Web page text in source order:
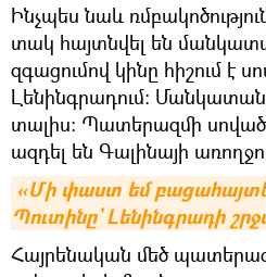
Ինչպես նաև
տակ հայտնվել են
զգացումով կինը հիշում է
Լենինգրադում։
տալիս։ Պատերազմի
ազդել են Գալինայի
«Մի փաստ եմ
Պուտինը` Լենինգրադի
Հայրենական մեծ